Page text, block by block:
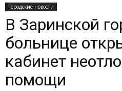
Городские новости
В Заринской
больнице
кабинет
помощи